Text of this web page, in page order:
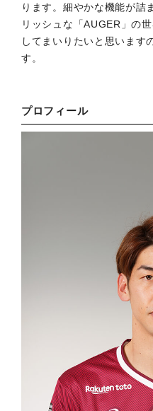
ります。細やかな機能が詰
リッシュな「AUGER」の
してまいりたいと思います
す。
プロフィール